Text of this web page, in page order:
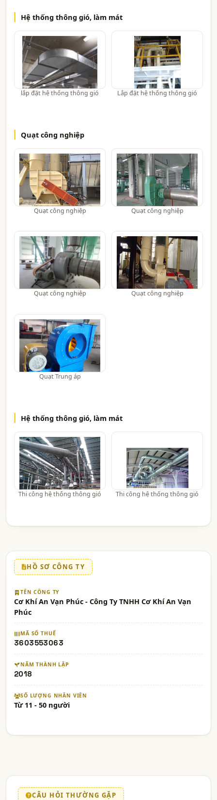
Hệ thống thông gió, làm mát
lắp đặt hệ thống thông gió Lắp đặt hệ thống thông gió
Quạt công nghiệp
Quạt công nghiệp Quạt công nghiệp
Quạt công nghiệp Quạt công nghiệp
Quạt Trung áp
Hệ thống thông gió, làm mát
Thi công hệ thống thông gió Thi công hệ thống thông gió
HỒ SƠ CÔNG TY
TÊN CÔNG TY
Cơ Khí An Vạn Phúc - Công Ty TNHH Cơ Khí An Vạn
Phúc
MÃ SỐ THUẾ
3603553063
NĂM THÀNH LẬP
2018
SỐ LƯỢNG NHÂN VIÊN
Từ 11 - 50 người
CÂU HỎI THƯỜNG GẶP